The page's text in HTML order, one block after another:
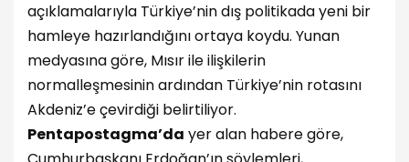
açıklamalarıyla Türkiye’nin dış politikada yeni bir
hamleye hazırlandığını ortaya koydu. Yunan
medyasına göre, Mısır ile ilişkilerin
normalleşmesinin ardından Türkiye’nin rotasını
Akdeniz’e çevirdiği belirtiliyor.
Pentapostagma’da yer alan habere göre,